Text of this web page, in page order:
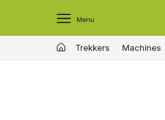
Menu
Trekkers Machines